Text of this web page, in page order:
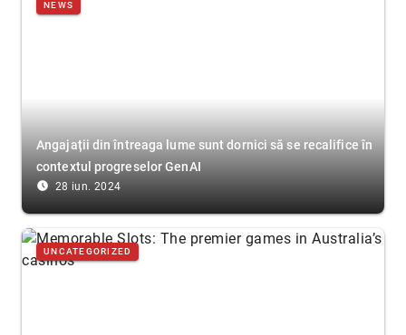
NEWS
Angajații din întreaga lume sunt dornici să se recalifice în
contextul progreselor GenAI
access_time_filled 28 iun. 2024
UNCATEGORIZED